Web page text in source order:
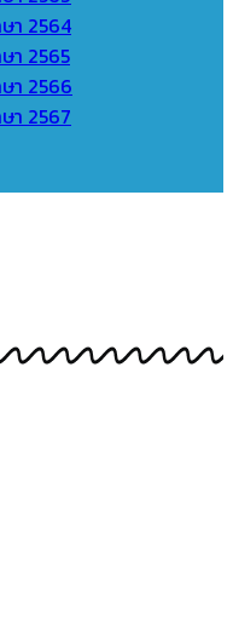
า 2564
า 2565
า 2566
า 2567